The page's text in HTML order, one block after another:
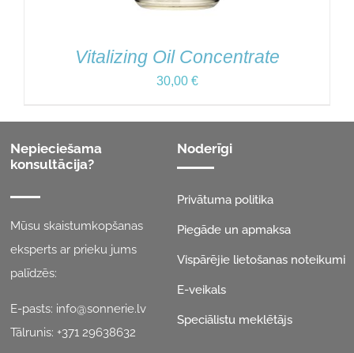
Vitalizing Oil Concentrate
30,00 €
Nepieciešama
konsultācija?
Mūsu skaistumkopšanas
eksperts ar prieku jums
palīdzēs:
E-pasts: info@sonnerie.lv
Tālrunis:+371 29638632
Noderīgi
Privātuma politika
Piegāde un apmaksa
Vispārējie lietošanas noteikumi
E-veikals
Speciālistu meklētājs